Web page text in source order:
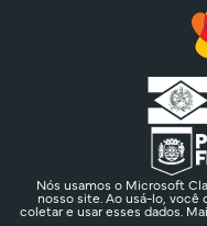
Nós usamos o Microsoft
nosso site. Ao usá-lo,
coletar e usar esses dados.